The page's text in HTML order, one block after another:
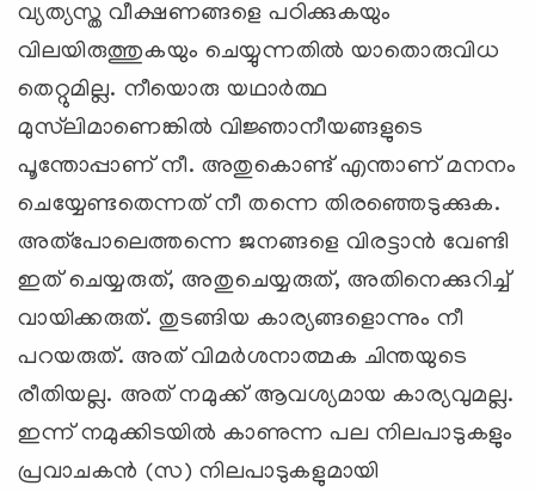
വ്യത്യസ്ത വീക്ഷണങ്ങളെ പഠിക്കുകയും
വിലയിരുത്തുകയും ചെയ്യുന്നതില്‍ യാതൊരുവിധ
തെറ്റുമില്ല. നീയൊരു യഥാര്‍ത്ഥ
മുസ്‌ലിമാണെങ്കില്‍ വിജ്ഞാനീയങ്ങളുടെ
പൂന്തോപ്പാണ് നീ. അതുകൊണ്ട് എന്താണ് മനനം
ചെയ്യേണ്ടതെന്നത് നീ തന്നെ തിരഞ്ഞെടുക്കുക.
അത്‌പോലെത്തന്നെ ജനങ്ങളെ വിരട്ടാന്‍ വേണ്ടി
ഇത് ചെയ്യരുത്, അതുചെയ്യരുത്, അതിനെക്കുറിച്ച്
വായിക്കരുത്. തുടങ്ങിയ കാര്യങ്ങളൊന്നും നീ
പറയരുത്. അത് വിമര്‍ശനാത്മക ചിന്തയുടെ
രീതിയല്ല. അത് നമുക്ക് ആവശ്യമായ കാര്യവുമല്ല.
ഇന്ന് നമുക്കിടയില്‍ കാണുന്ന പല നിലപാടുകളും
പ്രവാചകന്‍ (സ) നിലപാടുകളുമായി